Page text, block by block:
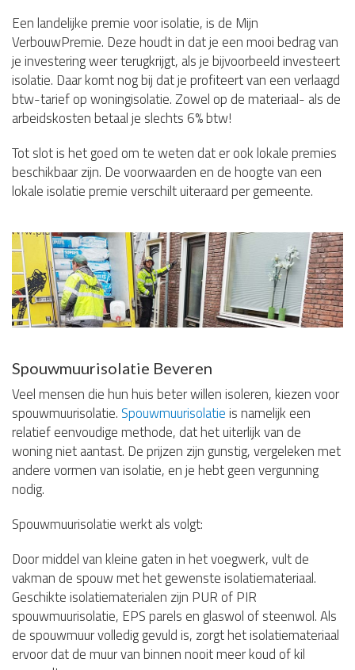
Een landelijke premie voor isolatie, is de Mijn
VerbouwPremie. Deze houdt in dat je een mooi bedrag van
je investering weer terugkrijgt, als je bijvoorbeeld investeert
isolatie. Daar komt nog bij dat je profiteert van een verlaagd
btw-tarief op woningisolatie. Zowel op de materiaal- als de
arbeidskosten betaal je slechts 6% btw!
Tot slot is het goed om te weten dat er ook lokale premies
beschikbaar zijn. De voorwaarden en de hoogte van een
lokale isolatie premie verschilt uiteraard per gemeente.
Spouwmuurisolatie Beveren
Veel mensen die hun huis beter willen isoleren, kiezen voor
spouwmuurisolatie. Spouwmuurisolatie is namelijk een
relatief eenvoudige methode, dat het uiterlijk van de
woning niet aantast. De prijzen zijn gunstig, vergeleken met
andere vormen van isolatie, en je hebt geen vergunning
nodig.
Spouwmuurisolatie werkt als volgt:
Door middel van kleine gaten in het voegwerk, vult de
vakman de spouw met het gewenste isolatiemateriaal.
Geschikte isolatiematerialen zijn PUR of PIR
spouwmuurisolatie, EPS parels en glaswol of steenwol. Als
de spouwmuur volledig gevuld is, zorgt het isolatiemateriaal
ervoor dat de muur van binnen nooit meer koud of kil